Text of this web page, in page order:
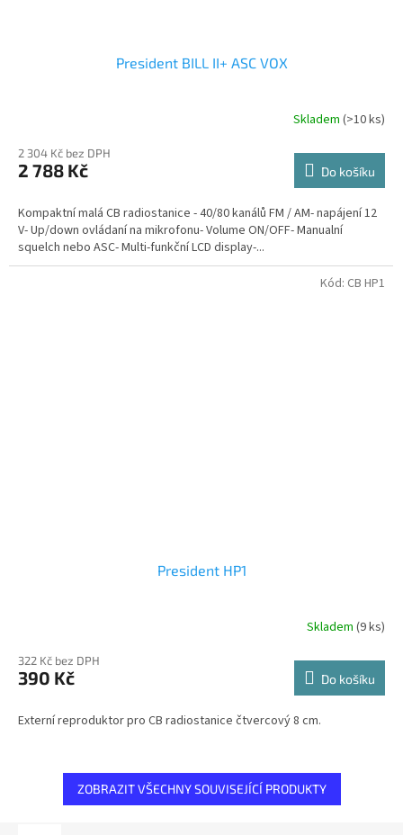
President BILL II+ ASC VOX
produktu
je
z
5
hvězdiček.
Skladem(>10 ks)
2 304 Kč bez DPH
2 788 Kč Do košíku
Kompaktní malá CB radiostanice - 40/80 kanálů FM / AM- napájení 12
V- Up/down ovládaní na mikrofonu- Volume ON/OFF- Manualní
squelch nebo ASC- Multi-funkční LCD display-...
President HP1
Skladem (9 ks)
322 Kč bez DPH
390 Kč Do košíku
Externí reproduktor pro CB radiostanice čtvercový 8 cm.
Kód: CB HP1
ZOBRAZIT VŠECHNY SOUVISEJÍCÍ PRODUKTY